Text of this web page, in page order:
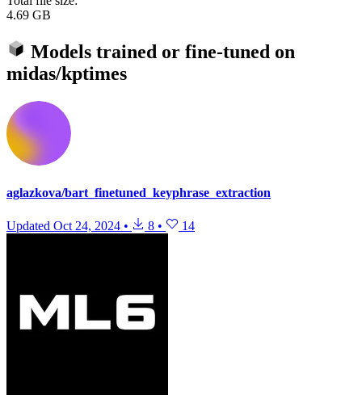
4.69 GB
Models trained or fine-tuned on
midas/kptimes
aglazkova/bart_finetuned_keyphrase_extraction
Updated Oct 24, 2024 • 8 • 14